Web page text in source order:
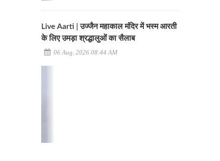
Live Aarti | उज्जैन महाकाल मंदिर में भस्म आरती
के लिए उमड़ा श्रद्धालुओं का सैलाब
06 Aug, 2026 08:44 AM